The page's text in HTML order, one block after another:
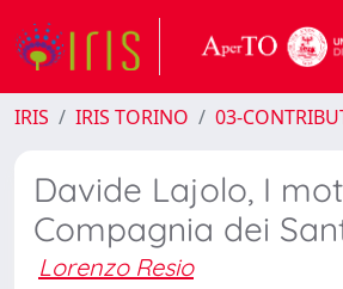
IRIS IRIS TORINO 03-
Davide Lajolo, I
Compagnia dei
Lorenzo Resio